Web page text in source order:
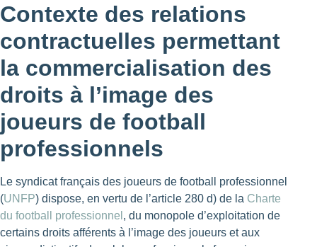
Contexte des relations
contractuelles permettant
la commercialisation des
droits à l’image des
joueurs de football
professionnels
Le syndicat français des joueurs de football professionnel
(UNFP) dispose, en vertu de l’article 280 d) de la Charte
du football professionnel , du monopole d’exploitation de
certains droits afférents à l’image des joueurs et aux